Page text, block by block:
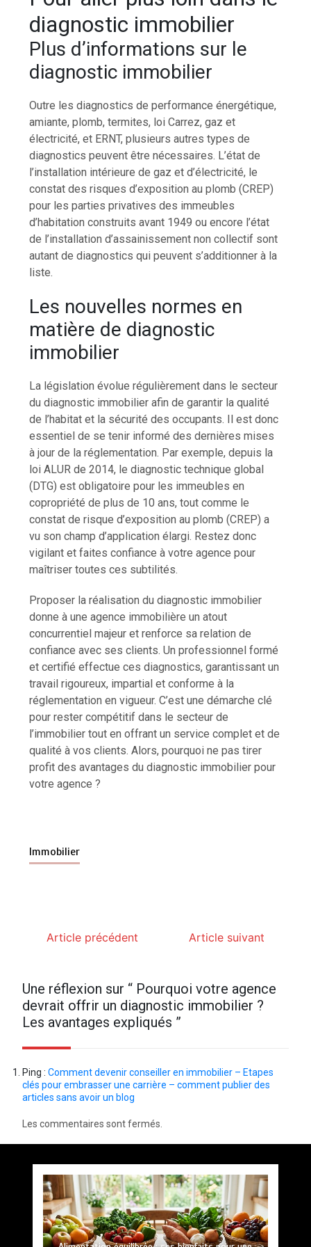
diagnostic immobilier
Plus d’informations sur le
diagnostic immobilier
Outre les diagnostics de performance énergétique,
amiante, plomb, termites, loi Carrez, gaz et
électricité, et ERNT, plusieurs autres types de
diagnostics peuvent être nécessaires. L’état de
l’installation intérieure de gaz et d’électricité, le
constat des risques d’exposition au plomb (CREP)
pour les parties privatives des immeubles
d’habitation construits avant 1949 ou encore l’état
de l’installation d’assainissement non collectif sont
autant de diagnostics qui peuvent s’additionner à la
liste.
Les nouvelles normes en
matière de diagnostic
immobilier
La législation évolue régulièrement dans le secteur
du diagnostic immobilier afin de garantir la qualité
de l’habitat et la sécurité des occupants. Il est donc
essentiel de se tenir informé des dernières mises
à jour de la réglementation. Par exemple, depuis la
loi ALUR de 2014, le diagnostic technique global
(DTG) est obligatoire pour les immeubles en
copropriété de plus de 10 ans, tout comme le
constat de risque d’exposition au plomb (CREP) a
vu son champ d’application élargi. Restez donc
vigilant et faites confiance à votre agence pour
maîtriser toutes ces subtilités.
Proposer la réalisation du diagnostic immobilier
donne à une agence immobilière un atout
concurrentiel majeur et renforce sa relation de
confiance avec ses clients. Un professionnel formé
et certifié effectue ces diagnostics, garantissant un
travail rigoureux, impartial et conforme à la
réglementation en vigueur. C’est une démarche clé
pour rester compétitif dans le secteur de
l’immobilier tout en offrant un service complet et de
qualité à vos clients. Alors, pourquoi ne pas tirer
profit des avantages du diagnostic immobilier pour
votre agence ?
Immobilier
Article précédent Article suivant
Une réflexion sur “ Pourquoi votre agence
devrait offrir un diagnostic immobilier ?
Les avantages expliqués ”
Ping :Comment devenir conseiller en immobilier – Etapes
clés pour embrasser une carrière – comment publier des
articles sans avoir un blog
Les commentaires sont fermés.
Entretien d’espaces verts à Evreux : pourquoi le
savoir-faire fait la différence
parPovoski
10 août 2026
4 minutes
7 heures
Vitalité au quotidien : découvrez notre banc
d’essai 2026 des 9 meilleurs compléments
d’oméga 3
Paysagiste à Sainte-Eulalie : ce qui sépare le bon
de l’excellent
parPovoski
5 août 2026
6 minutes
5 jours